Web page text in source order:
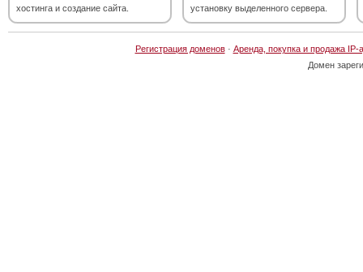
хостинга и создание сайта.
установку выделенного сервера.
Регистрация доменов· Аренда, покупка и продажа IP-
Домен